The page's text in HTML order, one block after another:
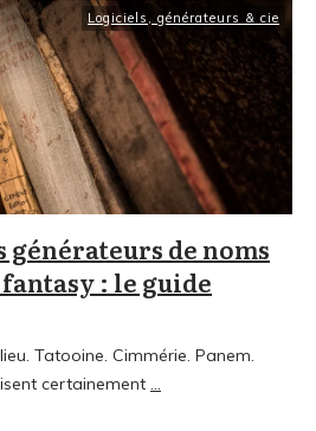
Logiciels, générateurs & cie
générateurs de noms
: le guide
Tatooine. Cimmérie. Panem.
certainement ...